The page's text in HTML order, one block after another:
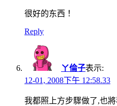
很好的东西！
Reply
ㄚ倫子表示:
12-01, 2008下午 12:58.33
我都照上方步驟做了,也